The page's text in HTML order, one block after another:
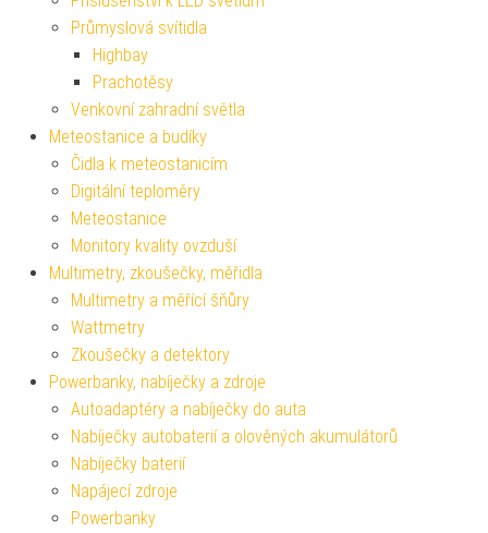
Průmyslová svítidla
Highbay
Prachotěsy
Venkovní zahradní světla
Meteostanice a budíky
Čidla k meteostanicím
Digitální teploměry
Meteostanice
Monitory kvality ovzduší
Multimetry, zkoušečky, měřidla
Multimetry a měřící šňůry
Wattmetry
Zkoušečky a detektory
Powerbanky, nabíječky a zdroje
Autoadaptéry a nabíječky do auta
Nabíječky autobaterií a olověných akumulátorů
Nabíječky baterií
Napájecí zdroje
Powerbanky